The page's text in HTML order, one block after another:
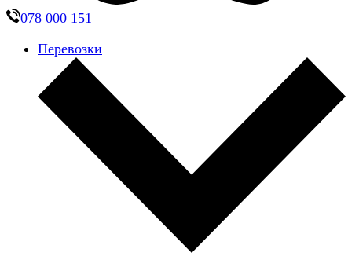
078 000 151
Перевозки